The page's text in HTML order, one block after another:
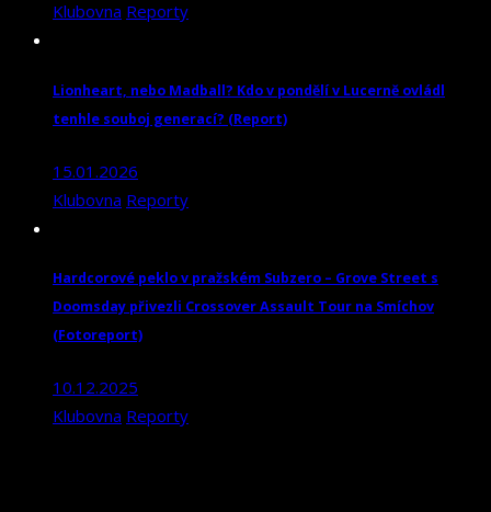
Klubovna Reporty
Lionheart, nebo Madball? Kdo v pondělí v Lucerně ovládl
tenhle souboj generací? (Report)
15.01.2026
Klubovna Reporty
Hardcorové peklo v pražském Subzero – Grove Street s
Doomsday přivezli Crossover Assault Tour na Smíchov
(Fotoreport)
10.12.2025
Klubovna Reporty